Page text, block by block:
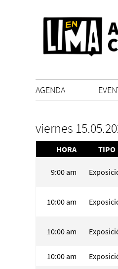
AGENDA
viernes
HORA TIPO
9:00 am
10:00 am
10:00 am
10:00 am